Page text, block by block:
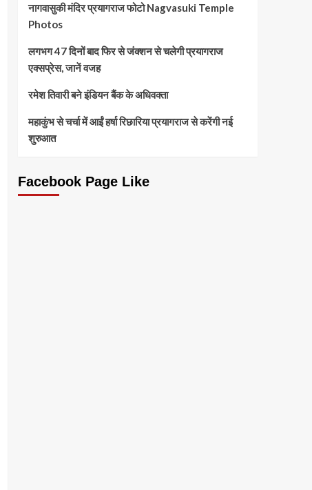
नागवासुकी मंदिर प्रयागराज फोटो Nagvasuki Temple
Photos
लगभग 47 दिनों बाद फिर से जंक्शन से चलेगी प्रयागराज
एक्सप्रेस, जानें वजह
रमेश तिवारी बने इंडियन बैंक के अधिवक्ता
महाकुंभ से चर्चा में आईं हर्षा रिछारिया प्रयागराज से करेंगी नई
शुरुआत
Facebook Page Like